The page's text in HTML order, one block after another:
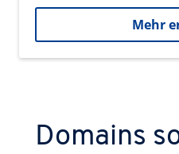
Mehr
Domains